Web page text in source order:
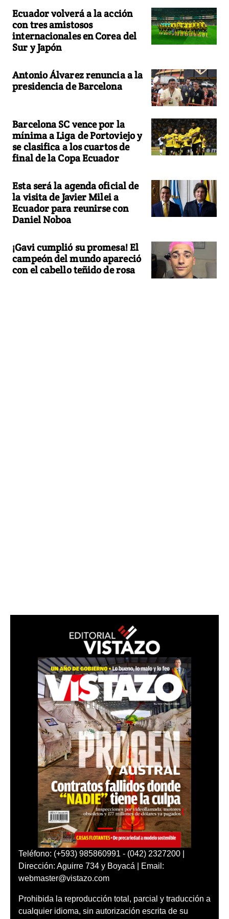
Ecuador volverá a la acción
con tres amistosos
internacionales en Corea del
Sur y Japón
Antonio Álvarez renuncia a la
presidencia de Barcelona
Barcelona SC vence por la
mínima a Liga de Portoviejo y
se clasifica a los cuartos de
final de la Copa Ecuador
Esta será la agenda oficial de
la visita de Javier Milei a
Ecuador para reunirse con
Daniel Noboa
¡Gavi cumplió su promesa! El
campeón del mundo apareció
con el cabello teñido de rosa
Teléfono: (+593) 985860991 - (042) 2327200 |
Dirección: Aguirre 734 y Boyacá | Email:
webmaster@vistazo.com
Prohibida la reproducción total, parcial y traducción a
cualquier idioma, sin autorización escrita de su